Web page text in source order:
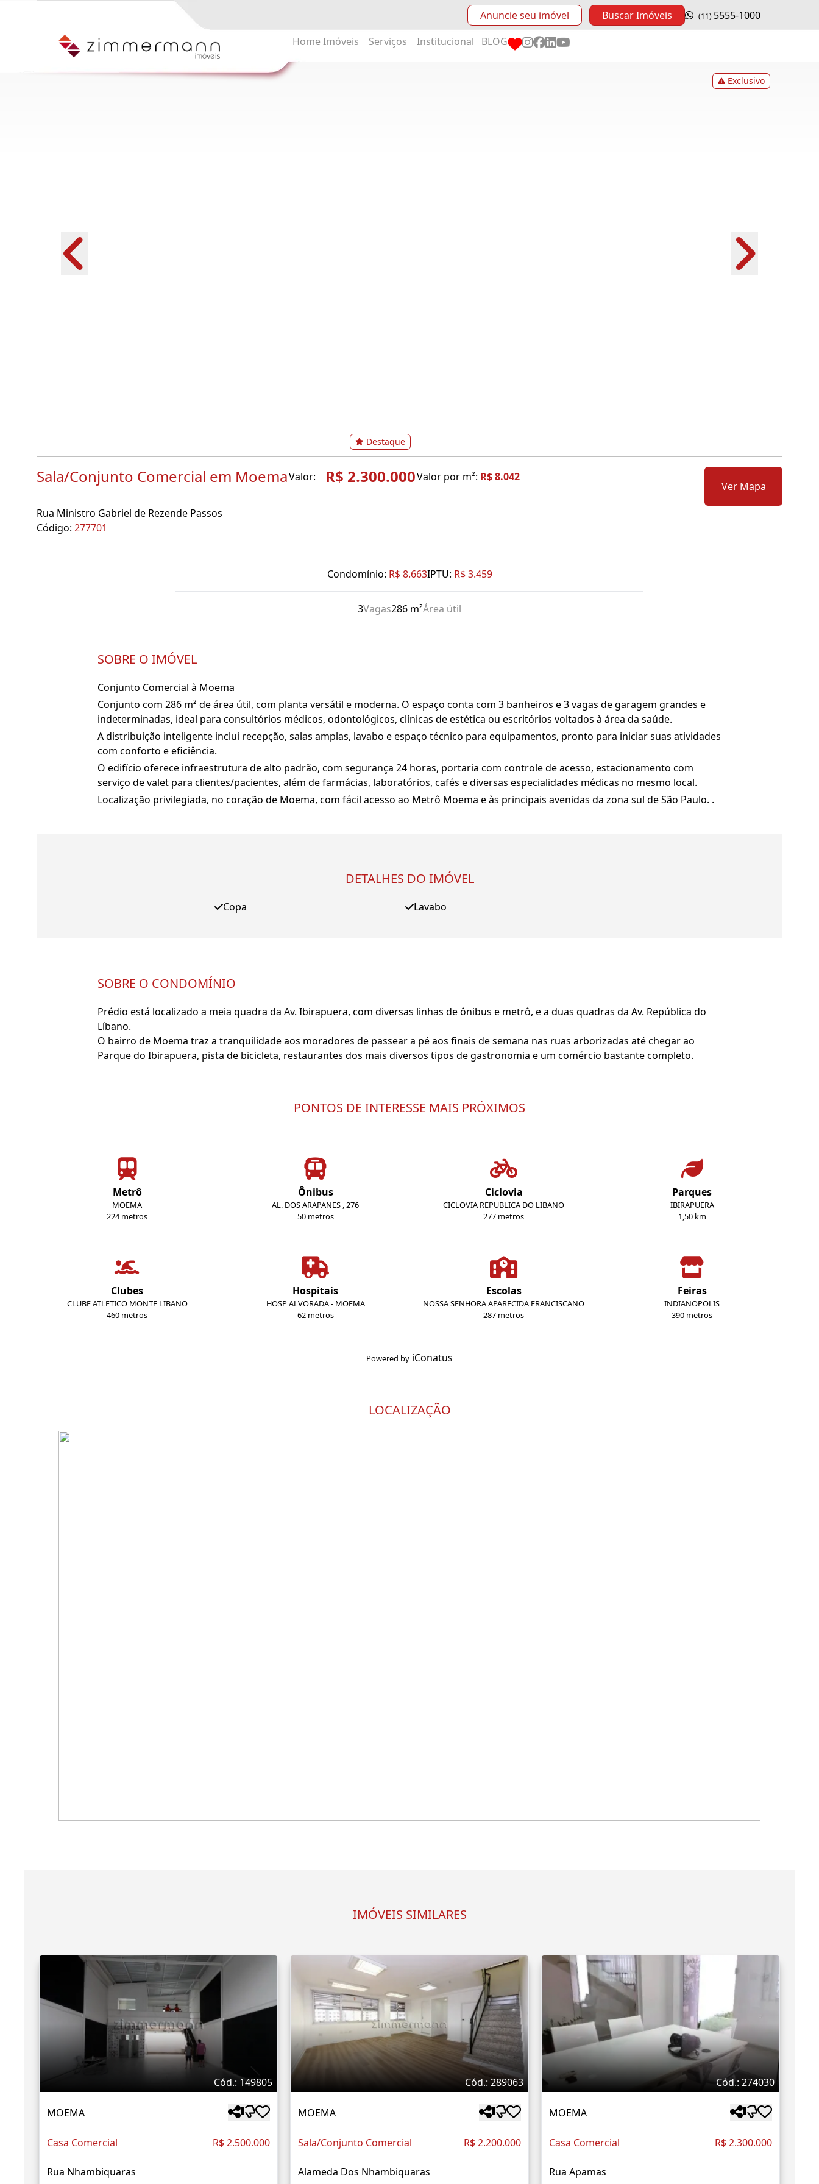
Anuncie seu imóvel Buscar Imóveis (11) 5555-1000
Home Imóveis Serviços Institucional BLOG
Exclusivo
Destaque
Sala/Conjunto Comercial em MoemaValor: R$ 2.300.000Valor por m²: R$ 8.042
Rua Ministro Gabriel de Rezende Passos
Código: 277701
Ver Mapa
Condomínio: R$ 8.663IPTU: R$ 3.459
3Vagas286 m²Área útil
SOBRE O IMÓVEL
Conjunto Comercial à Moema
Conjunto com 286 m² de área útil, com planta versátil e moderna. O espaço conta com 3 banheiros e 3 vagas de garagem grandes e
indeterminadas, ideal para consultórios médicos, odontológicos, clínicas de estética ou escritórios voltados à área da saúde.
A distribuição inteligente inclui recepção, salas amplas, lavabo e espaço técnico para equipamentos, pronto para iniciar suas atividades
com conforto e eficiência.
O edifício oferece infraestrutura de alto padrão, com segurança 24 horas, portaria com controle de acesso, estacionamento com
serviço de valet para clientes/pacientes, além de farmácias, laboratórios, cafés e diversas especialidades médicas no mesmo local.
Localização privilegiada, no coração de Moema, com fácil acesso ao Metrô Moema e às principais avenidas da zona sul de São Paulo. .
DETALHES DO IMÓVEL
Copa Lavabo
SOBRE O CONDOMÍNIO
Prédio está localizado a meia quadra da Av. Ibirapuera, com diversas linhas de ônibus e metrô, e a duas quadras da Av. República do
Líbano.
O bairro de Moema traz a tranquilidade aos moradores de passear a pé aos finais de semana nas ruas arborizadas até chegar ao
Parque do Ibirapuera, pista de bicicleta, restaurantes dos mais diversos tipos de gastronomia e um comércio bastante completo.
PONTOS DE INTERESSE MAIS PRÓXIMOS
Metrô
MOEMA
224 metros
Ônibus
AL. DOS ARAPANES , 276
50 metros
Ciclovia
CICLOVIA REPUBLICA DO LIBANO
277 metros
Parques
IBIRAPUERA
1,50 km
Clubes
CLUBE ATLETICO MONTE LIBANO
460 metros
Hospitais
HOSP ALVORADA - MOEMA
62 metros
Escolas
NOSSA SENHORA APARECIDA FRANCISCANO
287 metros
Feiras
INDIANOPOLIS
390 metros
Powered by iConatus
LOCALIZAÇÃO
IMÓVEIS SIMILARES
Cód.: 149805
MOEMA
Casa Comercial R$ 2.500.000
Rua Nhambiquaras
Cód.: 289063
MOEMA
Sala/Conjunto Comercial R$ 2.200.000
Alameda Dos Nhambiquaras
Cód.: 274030
MOEMA
Casa Comercial R$ 2.300.000
Rua Apamas